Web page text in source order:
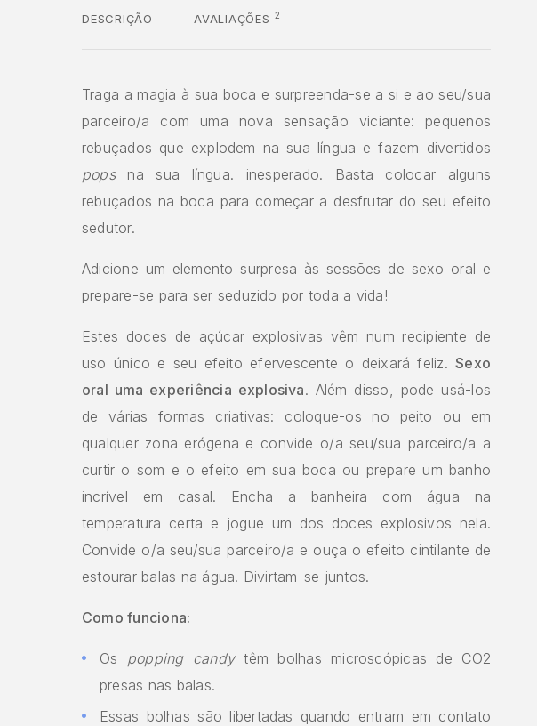
DESCRIÇÃO AVALIAÇÕES 2
Traga a magia à sua boca e surpreenda-se a si e ao seu/sua
parceiro/a com uma nova sensação viciante: pequenos
rebuçados que explodem na sua língua e fazem divertidos
popsna sua língua. inesperado. Basta colocar alguns
rebuçados na boca para começar a desfrutar do seu efeito
sedutor.
Adicione um elemento surpresa às sessões de sexo oral e
prepare-se para ser seduzido por toda a vida!
Estes doces de açúcar explosivas vêm num recipiente de
uso único e seu efeito efervescente o deixará feliz.Sexo
oral uma experiência explosiva. Além disso, pode usá-los
de várias formas criativas: coloque-os no peito ou em
qualquer zona erógena e convide o/a seu/sua parceiro/a a
curtir o som e o efeito em sua boca ou prepare um banho
incrível em casal. Encha a banheira com água na
temperatura certa e jogue um dos doces explosivos nela.
Convide o/a seu/sua parceiro/a e ouça o efeito cintilante de
estourar balas na água. Divirtam-se juntos.
Como funciona:
Os popping candytêm bolhas microscópicas de CO2
presas nas balas.
Essas bolhas são libertadas quando entram em contato